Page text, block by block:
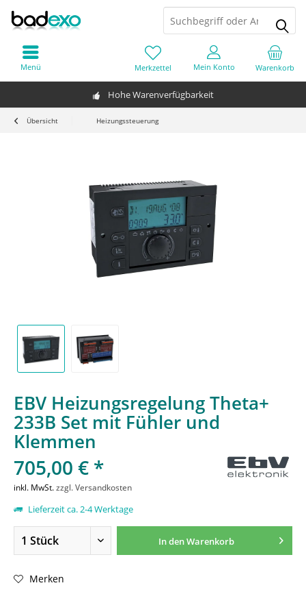
Hohe Warenverfügbarkeit
Warenkorb
Merkzettel Mein Konto
Menü
Übersicht Heizungssteuerung
EBV Heizungsregelung Theta+
233B Set mit Fühler und
Klemmen
705,00 € *
inkl. MwSt.zzgl. Versandkosten
Lieferzeit ca. 2-4 Werktage
In denWarenkorb
Merken